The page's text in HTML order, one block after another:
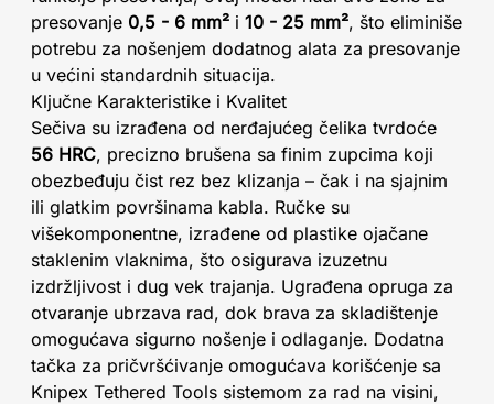
presovanje 0,5 - 6 mm² i 10 - 25 mm², što eliminiše
potrebu za nošenjem dodatnog alata za presovanje
u većini standardnih situacija.
Ključne Karakteristike i Kvalitet
Sečiva su izrađena od nerđajućeg čelika tvrdoće
56 HRC, precizno brušena sa finim zupcima koji
obezbeđuju čist rez bez klizanja – čak i na sjajnim
ili glatkim površinama kabla. Ručke su
višekomponentne, izrađene od plastike ojačane
staklenim vlaknima, što osigurava izuzetnu
izdržljivost i dug vek trajanja. Ugrađena opruga za
otvaranje ubrzava rad, dok brava za skladištenje
omogućava sigurno nošenje i odlaganje. Dodatna
tačka za pričvršćivanje omogućava korišćenje sa
Knipex Tethered Tools sistemom za rad na visini,